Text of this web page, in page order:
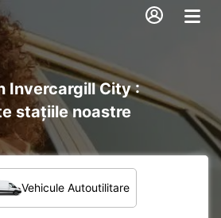
Invercargill City :
stațiile noastre
Vehicule Autoutilitare